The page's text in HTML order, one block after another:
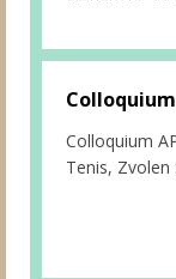
Colloquium
Colloquium
Tenis, Zvolen